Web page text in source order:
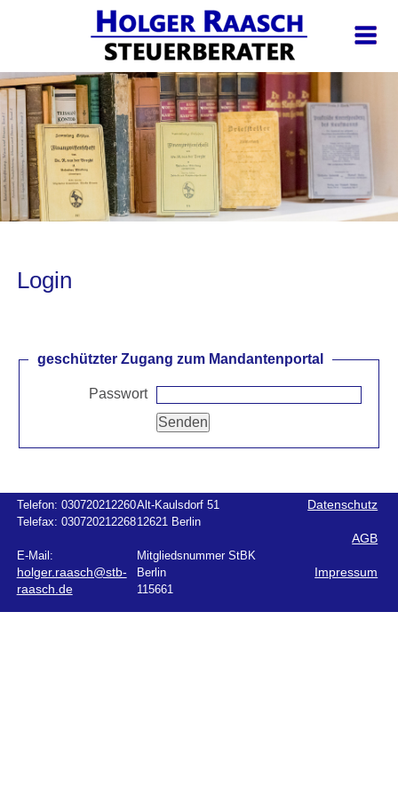
Login
geschützter Zugang zum Mandantenportal
Passwort
Telefon: 030720212260
Telefax: 030720212268
E-Mail:
holger.raasch@stb-
raasch.de
Alt-Kaulsdorf 51
12621 Berlin
Mitgliedsnummer StBK
Berlin
115661
Datenschutz
AGB
Impressum